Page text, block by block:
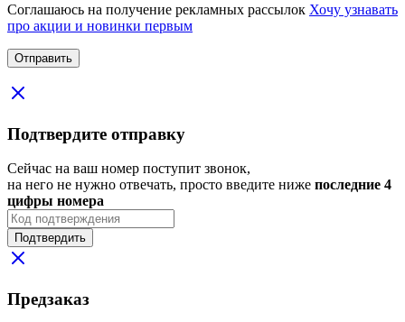
Соглашаюсь на получение рекламных рассылок Хочу узнавать
про акции и новинки первым
Подтвердите отправку
Сейчас на ваш номер поступит звонок,
на него не нужно отвечать, просто введите ниже последние 4
цифры номера
Подтвердить
Предзаказ